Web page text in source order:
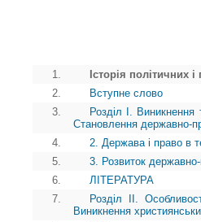
1.
Історія
2.
Вступне слово
3.
Розділ І. Виникнення
Становлення державно-
4.
2. Держава і право в
5.
3. Розвиток
6.
ЛІТЕРАТУРА
7.
Розділ ІІ.
Виникнення